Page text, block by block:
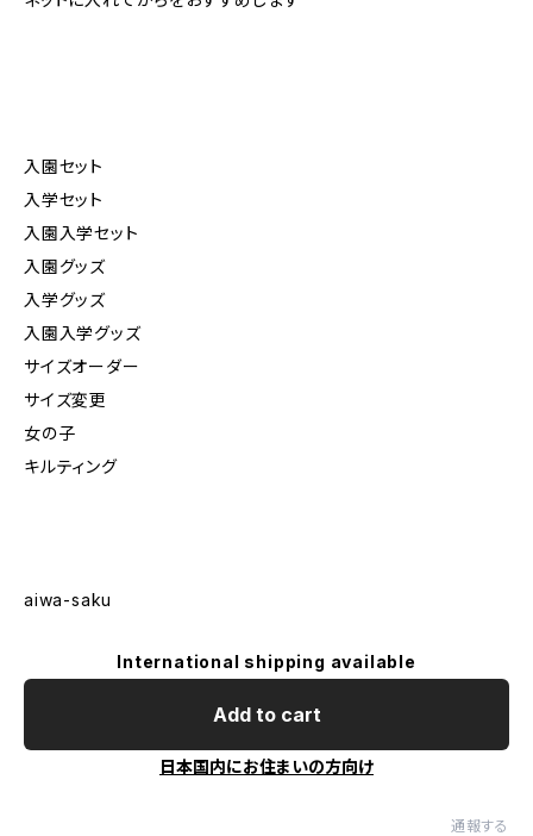
入園セット
入学セット
入園入学セット
入園グッズ
入学グッズ
入園入学グッズ
サイズオーダー
サイズ変更
女の子
キルティング
aiwa-saku
International shipping available
Add to cart
日本国内にお住まいの方向け
通報する